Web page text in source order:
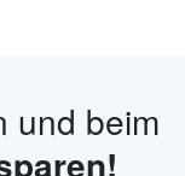
und beim